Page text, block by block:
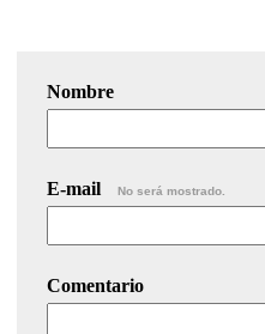
Nombre
E-mail No será mostrado.
Comentario